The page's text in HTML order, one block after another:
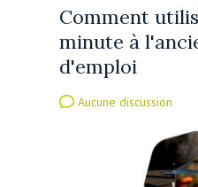
Comment
minute à
d'emploi
Aucune discussion